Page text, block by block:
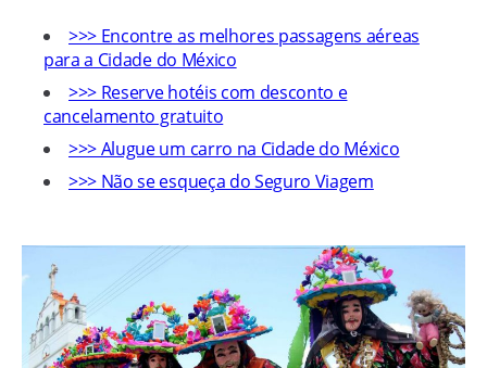
>>> Encontre as melhores passagens aéreas
para a Cidade do México
>>> Reserve hotéis com desconto e
cancelamento gratuito
>>> Alugue um carro na Cidade do México
>>> Não se esqueça do Seguro Viagem